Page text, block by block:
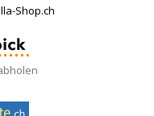
Shop.ch